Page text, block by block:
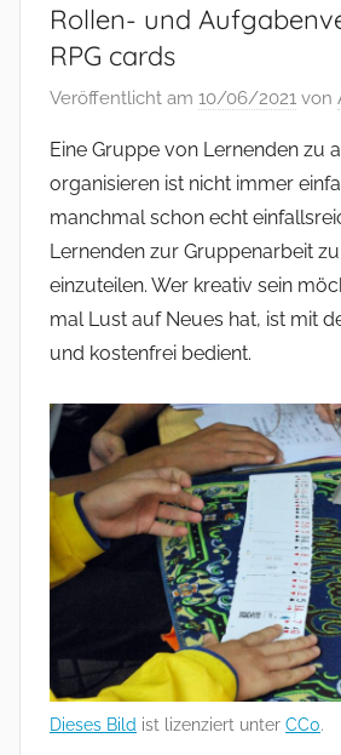
Rollen- und
RPG cards
Veröffentlicht am 10/06/2021 von
Eine Gruppe von Lernenden zu
organisieren ist nicht immer
manchmal schon echt
Lernenden zur Gruppenarbeit
einzuteilen. Wer kreativ sein
mal Lust auf Neues hat, ist mit
und kostenfrei bedient.
Dieses Bild ist lizenziert unter CC0.